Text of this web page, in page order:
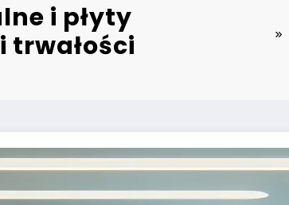
i płyty
trwałości